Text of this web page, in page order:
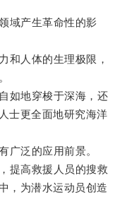
产生革命性的影
人体的生理极限，
地穿梭于深海，还
士更全面地研究海洋
泛的应用前景。
高救援人员的搜救
，为潜水运动员创造